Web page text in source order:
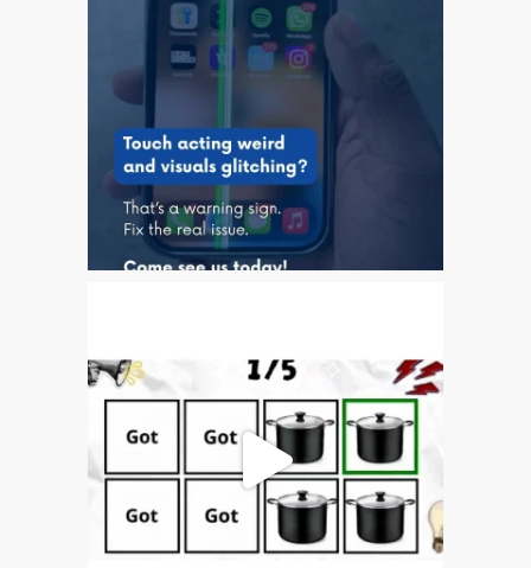
Computers Dundee
Search
Should I Fix That Myself?
Static Sitemap – 13 July
2026
The iPhone 7 Home
Button: What You Need to
Know
zh (汉语)
Apple Mac macOS 与 OS
X 维修服务
为什么信托的Mac维修您的
苹果？
修为苹果iPhone
修为苹果MacBook系列